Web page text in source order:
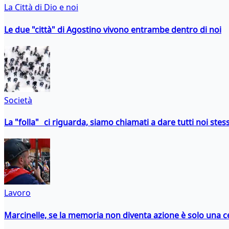
La Città di Dio e noi
Le due "città" di Agostino vivono entrambe dentro di noi
Società
La "folla" ci riguarda, siamo chiamati a dare tutti noi
Lavoro
Marcinelle, se la memoria non diventa azione è solo una